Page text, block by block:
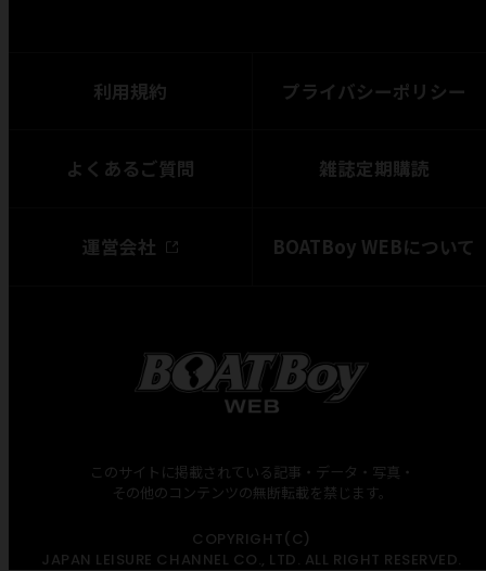
利用規約 プライバシーポリシー
よくあるご質問 雑誌定期購読
運営会社 BOATBoy WEBについて
このサイトに掲載されている記事・データ・写真・
その他のコンテンツの無断転載を禁じます。
COPYRIGHT(C)
JAPAN LEISURE CHANNEL CO., LTD. ALL RIGHT RESERVED.